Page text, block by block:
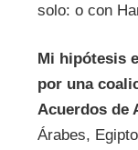
solo: o con
Mi hipótesis
por una
Acuerdos de
Árabes,